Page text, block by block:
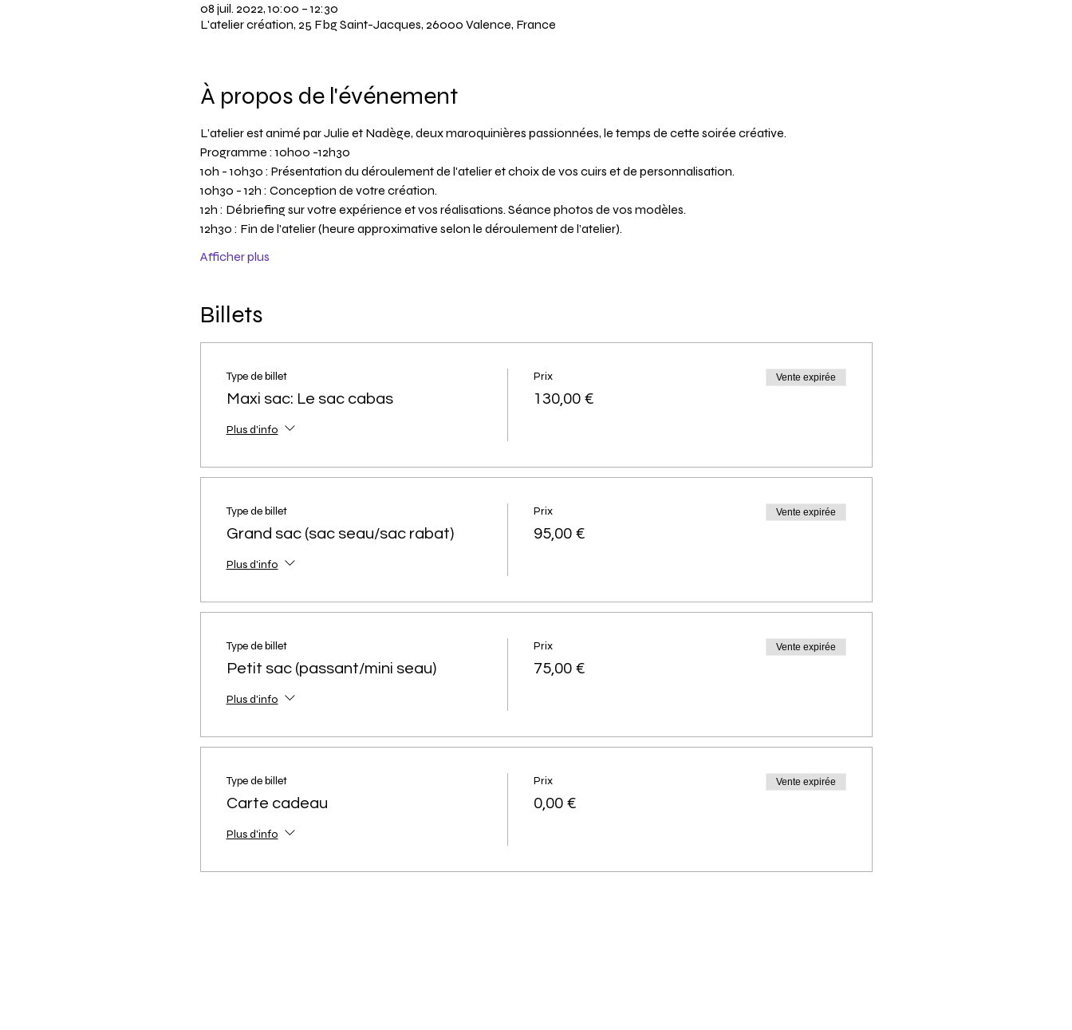
08 juil. 2022, 10:00 – 12:30
L'atelier création, 25 Fbg Saint-Jacques, 26000 Valence, France
À propos de l'événement
L’atelier est animé par Julie et Nadège, deux maroquinières passionnées, le temps de cette soirée créative.
Programme : 10h00 -12h30
10h - 10h30 : Présentation du déroulement de l'atelier et choix de vos cuirs et de personnalisation.
10h30 - 12h : Conception de votre création.
12h : Débriefing sur votre expérience et vos réalisations. Séance photos de vos modèles.
12h30 : Fin de l'atelier (heure approximative selon le déroulement de l’atelier).
Afficher plus
Billets
Type de billet
Maxi sac: Le sac cabas
Plus d'info
Prix
130,00 €
Vente expirée
Type de billet
Grand sac (sac seau/sac rabat)
Plus d'info
Prix
95,00 €
Vente expirée
Type de billet
Petit sac (passant/mini seau)
Plus d'info
Prix
75,00 €
Vente expirée
Type de billet
Carte cadeau
Plus d'info
Prix
0,00 €
Vente expirée